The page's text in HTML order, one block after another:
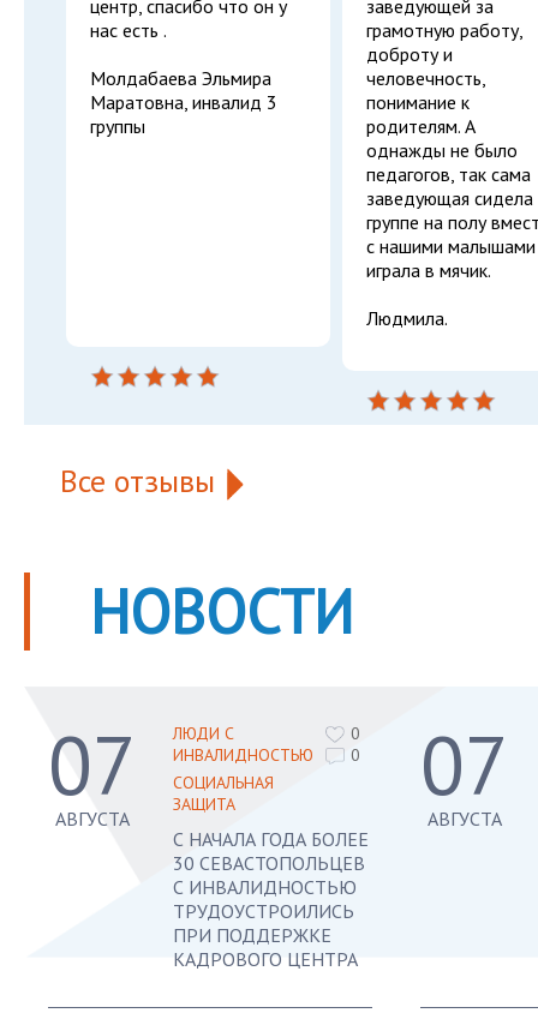
центр, спасибо что он у
нас есть .
Молдабаева Эльмира
Маратовна, инвалид 3
группы
заведующей за
грамотную работу,
доброту и
человечность,
понимание к
родителям. А
однажды не было
педагогов, так сама
заведующая сидела
группе на полу
с нашими
играла в мячик.
Людмила.
Все отзывы
НОВОСТИ
07
АВГУСТА
ЛЮДИ С
ИНВАЛИДНОСТЬЮ
СОЦИАЛЬНАЯ
ЗАЩИТА
0
0
С НАЧАЛА ГОДА БОЛЕЕ
30 СЕВАСТОПОЛЬЦЕВ
С ИНВАЛИДНОСТЬЮ
ТРУДОУСТРОИЛИСЬ
ПРИ ПОДДЕРЖКЕ
КАДРОВОГО ЦЕНТРА
07
АВГУСТА